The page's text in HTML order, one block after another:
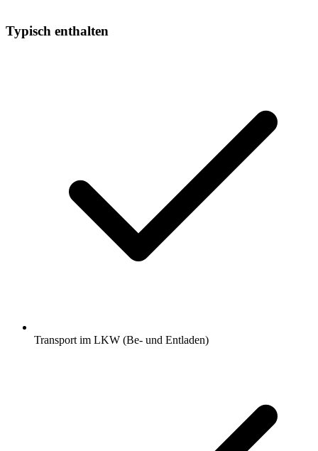
Typisch enthalten
Transport im LKW (Be- und Entladen)